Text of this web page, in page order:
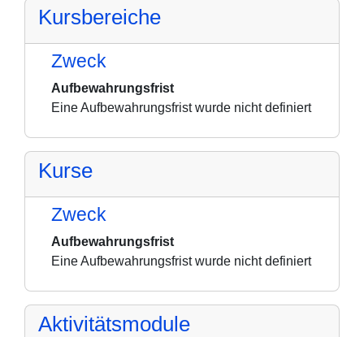
Kursbereiche
Zweck
Aufbewahrungsfrist
Eine Aufbewahrungsfrist wurde nicht definiert
Kurse
Zweck
Aufbewahrungsfrist
Eine Aufbewahrungsfrist wurde nicht definiert
Aktivitätsmodule